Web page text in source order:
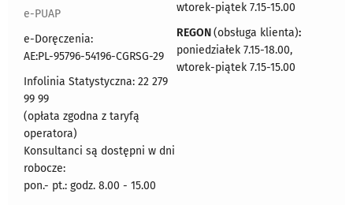
e-PUAP
e-Doręczenia:
AE:PL-95796-54196-CGRSG-29
Infolinia Statystyczna: 22 279
99 99
(opłata zgodna z taryfą
operatora)
Konsultanci są dostępni w dni
robocze:
pon.- pt.: godz. 8.00 - 15.00
wtorek-piątek 7.15-15.00
REGON(obsługa klienta):
poniedziałek 7.15-18.00,
wtorek-piątek 7.15-15.00